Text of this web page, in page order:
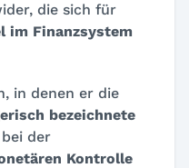
die sich für
im Finanzsystem
in denen er die
bezeichnete
der
Kontrolle